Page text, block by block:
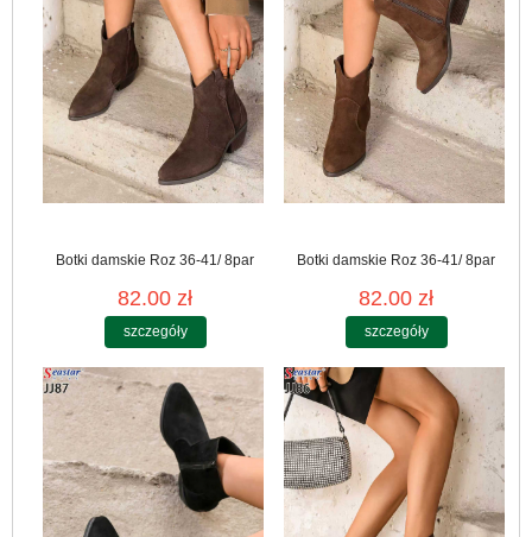
Botki damskie Roz 36-41/ 8par
82.00 zł
szczegóły
Botki damskie Roz 36-41/ 8par
82.00 zł
szczegóły